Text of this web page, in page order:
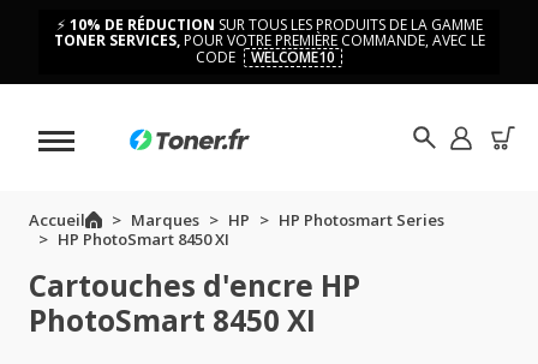
⚡ 10% DE RÉDUCTION SUR TOUS LES PRODUITS DE LA GAMME
TONER SERVICES,POUR VOTRE PREMIÈRE COMMANDE, AVEC LE
CODE
WELCOME10
Accueil Marques HP
HP Photosmart Series
HP PhotoSmart 8450 XI
Cartouches d'encre HP
PhotoSmart 8450 XI